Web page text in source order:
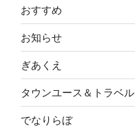
おすすめ
お知らせ
ぎあくえ
タウンユース＆トラベル
でなりらぼ